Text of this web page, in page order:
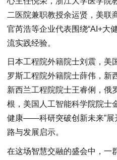
二医院兼职教授余运贤，美联
官芮浩等企业代表围绕“AI+
流实践经验。
日本工程院外籍院士刘震，美
罗斯工程院外籍院士薛伟，新
新西兰工程院院士王睿俐，俄
根，美国人工智能科学院院士
健康——科研突破创新未来”展
路与发展启示。
在这场智慧交融的盛会中，一